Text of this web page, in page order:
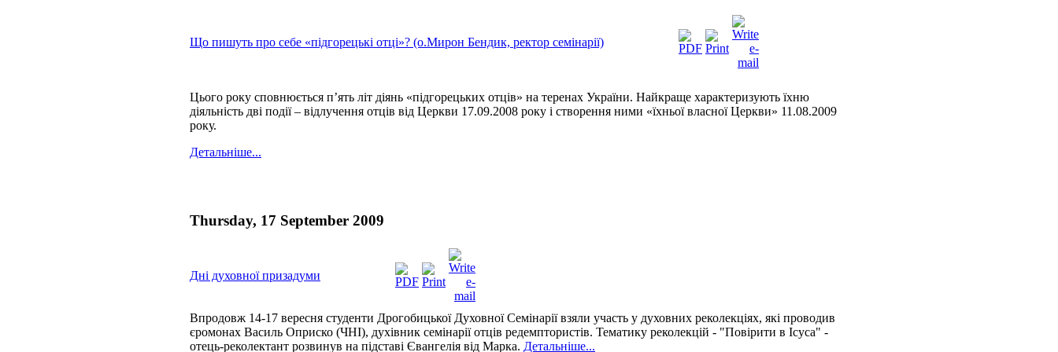
Що пишуть про себе «підгорецькі отці»? (о.Мирон Бендик, ректор семінарії)
Цього року сповнюється п’ять літ діянь «підгорецьких отців» на теренах України. Найкраще характеризують їхню
діяльність дві події – відлучення отців від Церкви 17.09.2008 року і створення ними «їхньої власної Церкви» 11.08.2009
року.
Детальніше...
Thursday, 17 September 2009
Дні духовної призадуми
Впродовж 14-17 вересня студенти Дрогобицької Духовної Семінарії взяли участь у духовних реколекціях, які проводив
єромонах Василь Оприско (ЧНІ), духівник семінарії отців редемптористів. Тематику реколекцій - "Повірити в Ісуса" -
отець-реколектант розвинув на підставі Євангелія від Марка. Детальніше...